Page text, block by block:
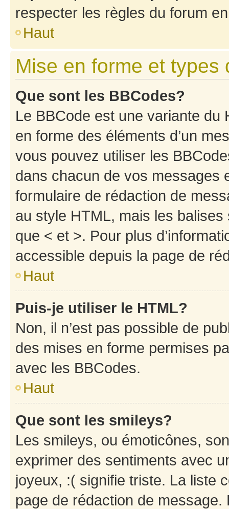
respecter les règles du forum
Haut
Mise en forme et types
Que sont les BBCodes?
Le BBCode est une variante du
en forme des éléments d’un
vous pouvez utiliser les
dans chacun de vos messages
formulaire de rédaction de
au style HTML, mais les
que < et >. Pour plus
accessible depuis la page de
Haut
Puis-je utiliser le HTML?
Non, il n’est pas possible de
des mises en forme permises
avec les BBCodes.
Haut
Que sont les smileys?
Les smileys, ou émoticônes,
exprimer des sentiments avec
joyeux, :( signifie triste. La liste
page de rédaction de